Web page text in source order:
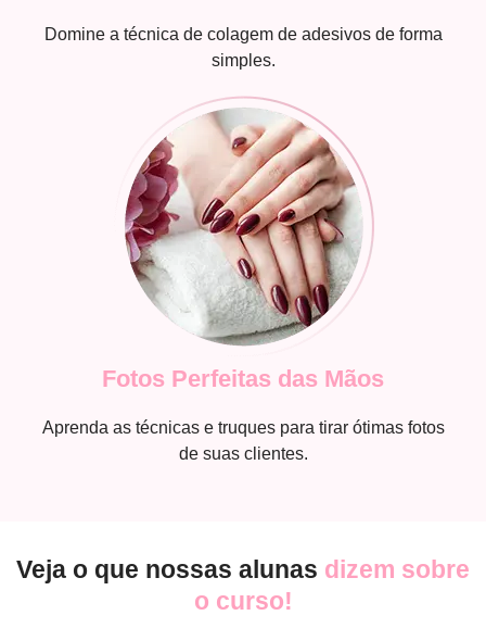
Domine a técnica de colagem de adesivos de forma
simples.
Fotos Perfeitas das Mãos
Aprenda as técnicas e truques para tirar ótimas fotos
de suas clientes.
Veja o que nossas alunas dizem sobre
o curso!